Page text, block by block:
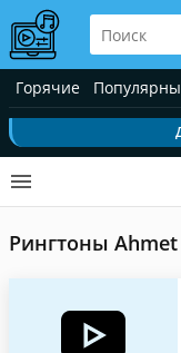
Горячие
Рингтоны